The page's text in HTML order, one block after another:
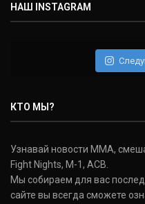
НАШ INSTAGRAM
КТО МЫ?
Узнавай новости ММА,
Fight Nights, M-1, ACB.
Мы собираем для вас
сайте вы всегда сможете